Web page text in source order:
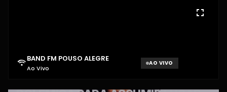
BAND FM POUSO ALEGRE
Ao Vivo
AO VIVO